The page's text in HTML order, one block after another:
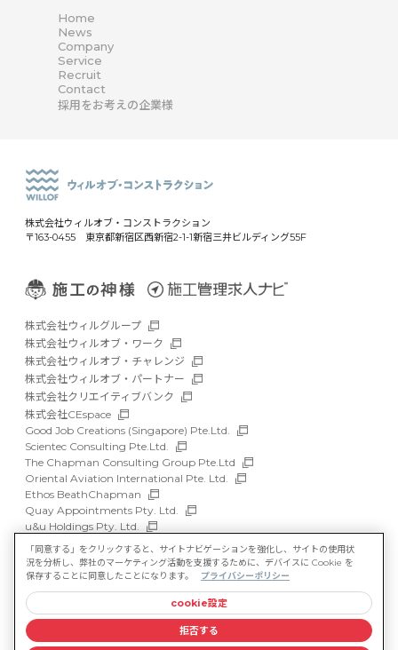
Home
News
Company
Service
Recruit
Contact
採用をお考えの企業様
株式会社ウィルオブ・コンストラクション
〒163-0455 東京都新宿区西新宿2-1-1新宿三井ビルディング55F
株式会社ウィルグループ
株式会社ウィルオブ・ワーク
株式会社ウィルオブ・チャレンジ
株式会社ウィルオブ・パートナー
株式会社クリエイティブバンク
株式会社CEspace
Good Job Creations (Singapore) Pte.Ltd.
Scientec Consulting Pte.Ltd.
The Chapman Consulting Group Pte.Ltd
Oriental Aviation International Pte. Ltd.
Ethos BeathChapman
Quay Appointments Pty. Ltd.
u&u Holdings Pty. Ltd.
DFP Recruitment Holdings Pty. Ltd.
Asia Recruit Holdings Sdn.Bhd.
WILLOF Vietnam Company Limited
サイトマップ
マルチステークホルダー方針
情報セキュリティ基本方針
プライバシーポリシー
「同意する」をクリックすると、サイトナビゲーションを強化し、サイトの使用状
況を分析し、弊社のマーケティング活動を支援するために、デバイスに Cookie を
保存することに同意したことになります。
プライバシーポリシー
cookie設定
拒否する